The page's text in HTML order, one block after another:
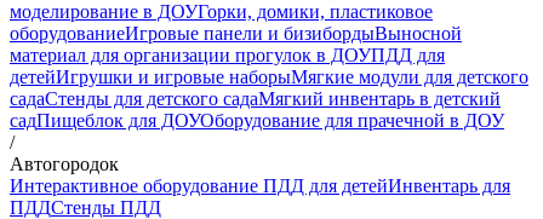
моделирование в ДОУГорки, домики, пластиковое
оборудованиеИгровые панели и бизибордыВыносной
материал для организации прогулок в ДОУПДД для
детейИгрушки и игровые наборыМягкие модули для детского
садаСтенды для детского садаМягкий инвентарь в детский
садПищеблок для ДОУОборудование для прачечной в ДОУ
/
Автогородок
Интерактивное оборудование ПДД для детейИнвентарь для
ПДДСтенды ПДД